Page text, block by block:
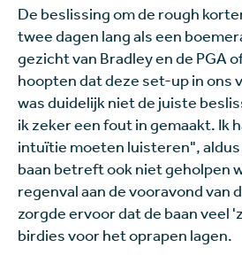
De beslissing om de rough
twee dagen lang als een
gezicht van Bradley en de PGA
hoopten dat deze set-up in ons
was duidelijk niet de juiste
ik zeker een fout in gemaakt. Ik
intuïtie moeten luisteren", aldus
baan betreft ook niet geholpen
regenval aan de vooravond van
zorgde ervoor dat de baan veel
birdies voor het oprapen lagen.